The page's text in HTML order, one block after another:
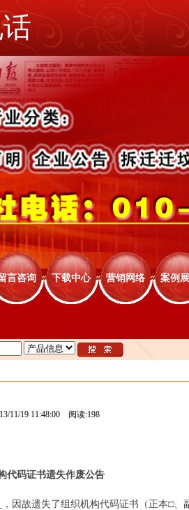
言咨询 下载中心 营销网络 案例
11/19 11:48:00 阅读:198
代码证书遗失作废公告
，因故遗失了组织机构代码证书（正本□、